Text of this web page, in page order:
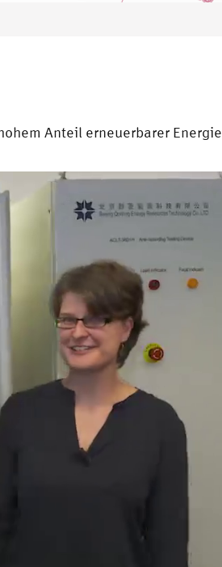
Anteil erneuerbarer